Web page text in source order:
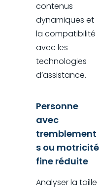
contenus
dynamiques et
la compatibilité
avec les
technologies
d’assistance.
Personne
avec
tremblement
s ou motricité
fine réduite
Analyser la taille